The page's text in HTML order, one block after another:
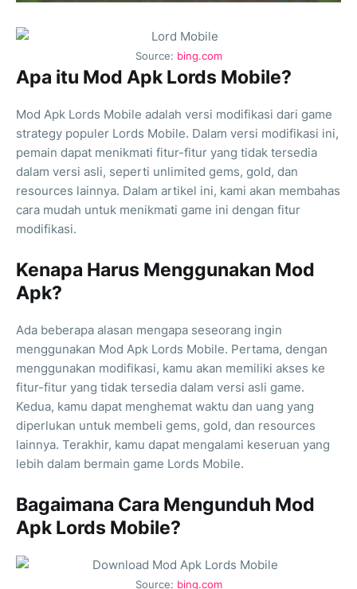
Source: bing.com
Apa itu Mod Apk Lords Mobile?
Mod Apk Lords Mobile adalah versi modifikasi dari game
strategy populer Lords Mobile. Dalam versi modifikasi ini,
pemain dapat menikmati fitur-fitur yang tidak tersedia
dalam versi asli, seperti unlimited gems, gold, dan
resources lainnya. Dalam artikel ini, kami akan membahas
cara mudah untuk menikmati game ini dengan fitur
modifikasi.
Kenapa Harus Menggunakan Mod
Apk?
Ada beberapa alasan mengapa seseorang ingin
menggunakan Mod Apk Lords Mobile. Pertama, dengan
menggunakan modifikasi, kamu akan memiliki akses ke
fitur-fitur yang tidak tersedia dalam versi asli game.
Kedua, kamu dapat menghemat waktu dan uang yang
diperlukan untuk membeli gems, gold, dan resources
lainnya. Terakhir, kamu dapat mengalami keseruan yang
lebih dalam bermain game Lords Mobile.
Bagaimana Cara Mengunduh Mod
Apk Lords Mobile?
Source: bing.com